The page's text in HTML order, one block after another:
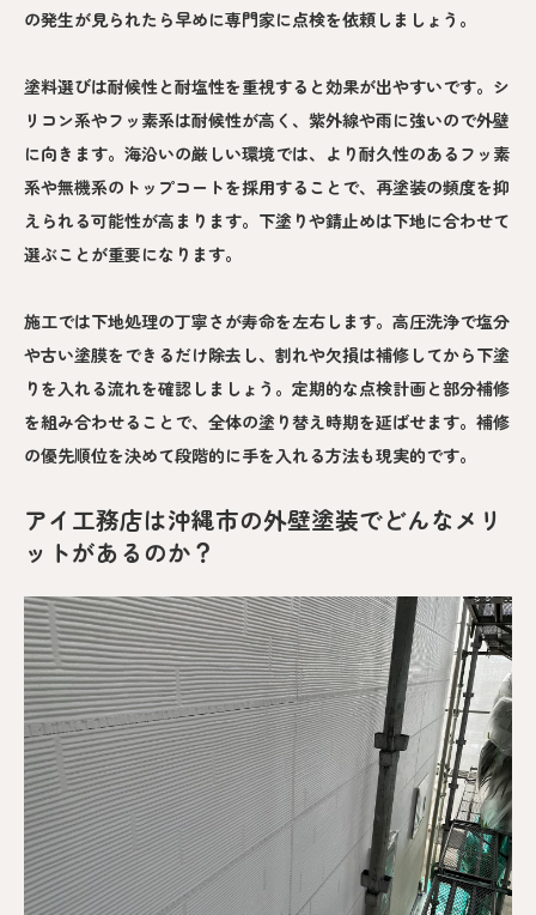
の発生が見られたら早めに専門家に点検を依頼しましょう。
塗料選びは耐候性と耐塩性を重視すると効果が出やすいです。シ
リコン系やフッ素系は耐候性が高く、紫外線や雨に強いので外壁
に向きます。海沿いの厳しい環境では、より耐久性のあるフッ素
系や無機系のトップコートを採用することで、再塗装の頻度を抑
えられる可能性が高まります。下塗りや錆止めは下地に合わせて
選ぶことが重要になります。
施工では下地処理の丁寧さが寿命を左右します。高圧洗浄で塩分
や古い塗膜をできるだけ除去し、割れや欠損は補修してから下塗
りを入れる流れを確認しましょう。定期的な点検計画と部分補修
を組み合わせることで、全体の塗り替え時期を延ばせます。補修
の優先順位を決めて段階的に手を入れる方法も現実的です。
アイ工務店は沖縄市の外壁塗装でどんなメリ
ットがあるのか？